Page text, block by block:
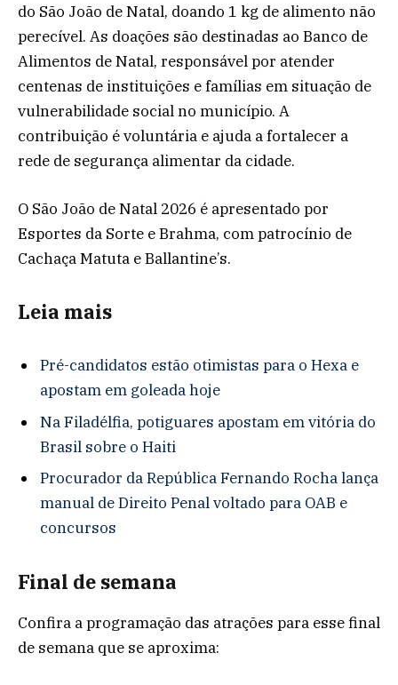
do São João de Natal, doando 1 kg de alimento não
perecível. As doações são destinadas ao Banco de
Alimentos de Natal, responsável por atender
centenas de instituições e famílias em situação de
vulnerabilidade social no município. A
contribuição é voluntária e ajuda a fortalecer a
rede de segurança alimentar da cidade.
O São João de Natal 2026 é apresentado por
Esportes da Sorte e Brahma, com patrocínio de
Cachaça Matuta e Ballantine’s.
Leia mais
Pré-candidatos estão otimistas para o Hexa e
apostam em goleada hoje
Na Filadélfia, potiguares apostam em vitória do
Brasil sobre o Haiti
Procurador da República Fernando Rocha lança
manual de Direito Penal voltado para OAB e
concursos
Final de semana
Confira a programação das atrações para esse final
de semana que se aproxima: